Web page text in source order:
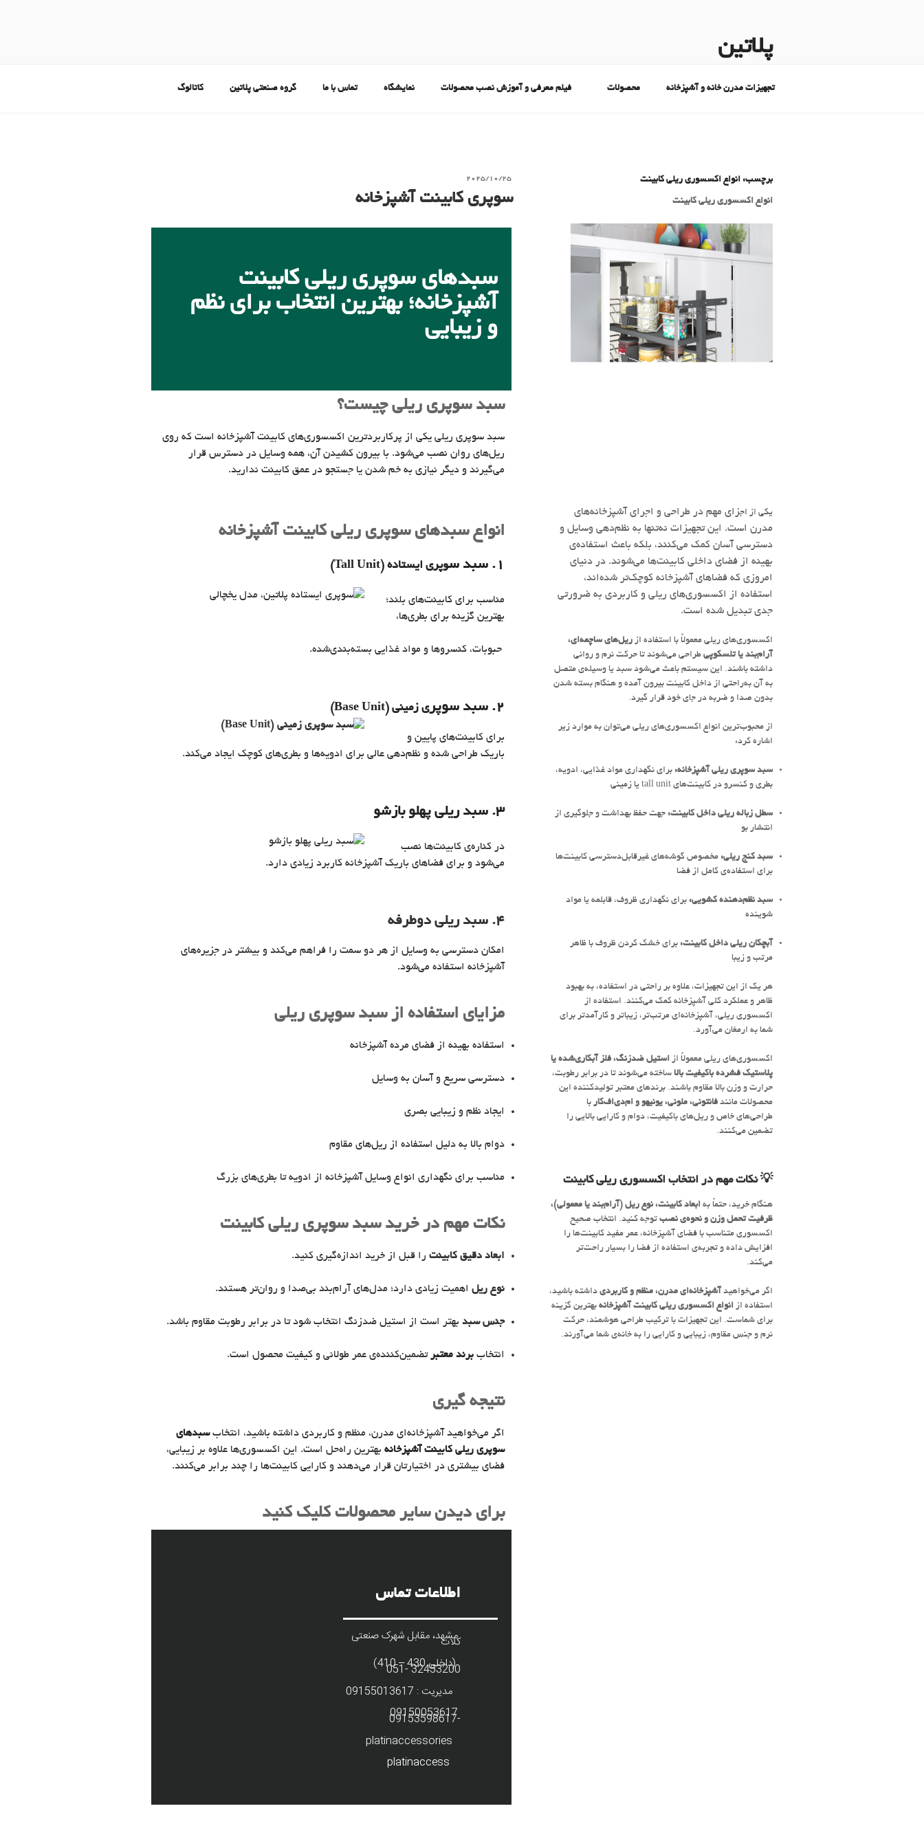
پلاتین
تجهیزات مدرن خانه و آشپزخانه محصولات فیلم معرفی و آموزش نصب محصولات نمایشگاه تماس با ما گروه صنعتی پلاتین کاتالوگ
برچسب: انواع اکسسوری ریلی کابینت
انواع اکسسوری ریلی کابینت
یکی از اجزای مهم در طراحی و اجرای آشپزخانه‌های
مدرن است. این تجهیزات نه‌تنها به نظم‌دهی وسایل و
دسترسی آسان کمک می‌کنند، بلکه باعث استفاده‌ی
بهینه از فضای داخلی کابینت‌ها می‌شوند. در دنیای
امروزی که فضاهای آشپزخانه کوچک‌تر شده‌اند،
استفاده از اکسسوری‌های ریلی و کاربردی به ضرورتی
جدی تبدیل شده است.
اکسسوری‌های ریلی معمولاً با استفاده از ریل‌های ساچمه‌ای،
آرام‌بند یا تلسکوپی طراحی می‌شوند تا حرکت نرم و روانی
داشته باشند. این سیستم باعث می‌شود سبد یا وسیله‌ی متصل
به آن به‌راحتی از داخل کابینت بیرون آمده و هنگام بسته شدن
بدون صدا و ضربه در جای خود قرار گیرد.
از محبوب‌ترین انواع اکسسوری‌های ریلی می‌توان به موارد زیر
اشاره کرد:
سبد سوپری ریلی آشپزخانه: برای نگهداری مواد غذایی، ادویه،
بطری و کنسرو در کابینت‌های tall unit یا زمینی
سطل زباله ریلی داخل کابینت: جهت حفظ بهداشت و جلوگیری از
انتشار بو
سبد کنج ریلی: مخصوص گوشه‌های غیرقابل‌دسترسی کابینت‌ها
برای استفاده‌ی کامل از فضا
سبد نظم‌دهنده کشویی: برای نگهداری ظروف، قابلمه یا مواد
شوینده
آبچکان ریلی داخل کابینت: برای خشک کردن ظروف با ظاهر
مرتب و زیبا
هر یک از این تجهیزات، علاوه بر راحتی در استفاده، به بهبود
ظاهر و عملکرد کلی آشپزخانه کمک می‌کنند. استفاده از
اکسسوری ریلی، آشپزخانه‌ای مرتب‌تر، زیباتر و کارآمدتر برای
شما به ارمغان می‌آورد.
اکسسوری‌های ریلی معمولاً از استیل ضدزنگ، فلز آبکاری‌شده یا
پلاستیک فشرده باکیفیت بالا ساخته می‌شوند تا در برابر رطوبت،
حرارت و وزن بالا مقاوم باشند. برندهای معتبر تولیدکننده این
محصولات مانند فانتونی، ملونی، یونیهو و ام‌دی‌اف‌کار با
طراحی‌های خاص و ریل‌های باکیفیت، دوام و کارایی بالایی را
تضمین می‌کنند.
💡 نکات مهم در انتخاب اکسسوری ریلی کابینت
هنگام خرید، حتماً به ابعاد کابینت، نوع ریل (آرام‌بند یا معمولی)،
ظرفیت تحمل وزن و نحوه‌ی نصب توجه کنید. انتخاب صحیح
اکسسوری متناسب با فضای آشپزخانه، عمر مفید کابینت‌ها را
افزایش داده و تجربه‌ی استفاده از فضا را بسیار راحت‌تر
می‌کند.
اگر می‌خواهید آشپزخانه‌ای مدرن، منظم و کاربردی داشته باشید،
استفاده از انواع اکسسوری ریلی کابینت آشپزخانه بهترین گزینه
برای شماست. این تجهیزات با ترکیب طراحی هوشمند، حرکت
نرم و جنس مقاوم، زیبایی و کارایی را به خانه‌ی شما می‌آورند.
2025/10/25
سوپری کابینت آشپزخانه
سبدهای سوپری ریلی کابینت
آشپزخانه؛ بهترین انتخاب برای نظم
و زیبایی
سبد سوپری ریلی چیست؟
سبد سوپری ریلی یکی از پرکاربردترین اکسسوری‌های کابینت آشپزخانه است که روی
ریل‌های روان نصب می‌شود. با بیرون کشیدن آن، همه وسایل در دسترس قرار
می‌گیرند و دیگر نیازی به خم شدن یا جستجو در عمق کابینت ندارید.
انواع سبدهای سوپری ریلی کابینت آشپزخانه
1. سبد س وپری ایستاده (Tall Unit)
مناسب برای کابینت‌های بلند؛
بهترین گزینه برای بطری‌ها،
حبوبات، کنسروها و مواد غذایی بسته‌بندی‌شده.
2. سبد سوپر ی زمینی (Base Unit)
برای کابینت‌های پایین و
باریک طراحی شده و نظم‌دهی عالی برای ادویه‌ها و بطری‌های کوچک ایجاد می‌کند.
3. سبد ریلی پهلو بازشو
در کناره‌ی کابینت‌ها نصب
می‌شود و برای فضاهای باریک آشپزخانه کاربرد زیادی دارد.
4. سبد ریلی دوطرفه
امکان دسترسی به وسایل از هر دو سمت را فراهم می‌کند و بیشتر در جزیره‌های
آشپزخانه استفاده می‌شود.
مزایای استفاده از سبد سوپری ریلی
استفاده بهینه از فضای مرده آشپزخانه
دسترسی سریع و آسان به وسایل
ایجاد نظم و زیبایی بصری
دوام بالا به دلیل استفاده از ریل‌های مقاوم
مناسب برای نگهداری انواع وسایل آشپزخانه از ادویه تا بطری‌های بزرگ
نکات مهم در خرید سبد سوپری ریلی کابینت
ابعاد دقیق کابینترا قبل از خرید اندازه‌گیری کنید.
نوع ریلاهمیت زیادی دارد؛ مدل‌های آرام‌بند بی‌صدا و روان‌تر هستند.
جنس سبدبهتر است از استیل ضدزنگ انتخاب شود تا در برابر رطوبت مقاوم باشد.
انتخاب برند معتبرتضمین‌کننده‌ی عمر طولانی و کیفیت محصول است.
نتیجه گیری
اگر می‌خواهید آشپزخانه‌ای مدرن، منظم و کاربردی داشته باشید، انتخابسبدهای
سوپری ریلی کابینت آشپزخانهبهترین راه‌حل است. این اکسسوری‌ها علاوه بر زیبایی،
فضای بیشتری در اختیارتان قرار می‌دهند و کارایی کابینت‌ها را چند برابر می‌کنند.
برای دیدن سایر محصولات کلیک کنید
اطلاعات تماس
مشهد، مقابل شهرک صنعتی
کلات
(داخلی 430 – 410)
32453200 -051
مدیریت : 09155013617
09150053617-09153598617
platinaccess